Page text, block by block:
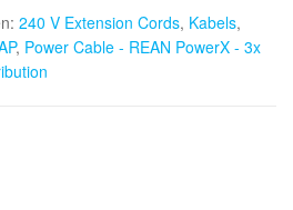
240 V Extension Cords, Kabels,
, Power Cable - REAN PowerX - 3x